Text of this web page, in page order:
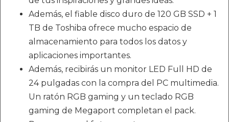
Además, el fiable disco duro de 120 GB SSD + 1
TB de Toshiba ofrece mucho espacio de
almacenamiento para todos los datos y
aplicaciones importantes.
Además, recibirás un monitor LED Full HD de
24 pulgadas con la compra del PC multimedia.
Un ratón RGB gaming y un teclado RGB
gaming de Megaport completan el pack.